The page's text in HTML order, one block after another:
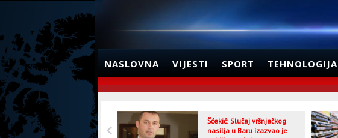
NASLOVNA VIJESTI SPORT TEHNOLOGIJA
Šćekić: Slučaj vršnjačkog
nasilja u Baru izazvao je